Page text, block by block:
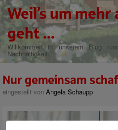
Weil’s um mehr
geht ...
Willkommen in unserem Blog
Nachhaltigkeit.
Nur gemeinsam
eingestellt von Angela Schaupp